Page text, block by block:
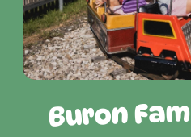
Buron